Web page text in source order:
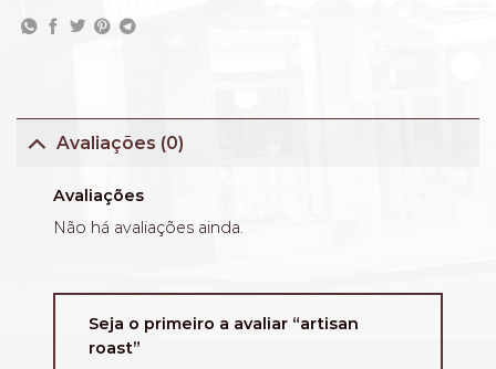
Avaliações (0)
Avaliações
Não há avaliações ainda.
Seja o primeiro a avaliar “artisan
roast”